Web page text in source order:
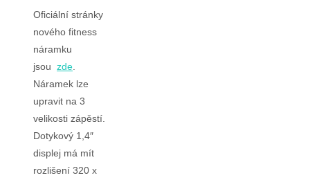
Oficiální stránky
nového fitness
náramku
jsou zde
Náramek lze
upravit na 3
velikosti zápěstí.
Dotykový 1,4″
displej má mít
rozlišení 320 x